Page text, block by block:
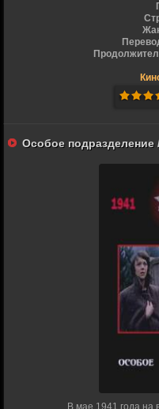
Особое подразделение
В мае 1941 года на